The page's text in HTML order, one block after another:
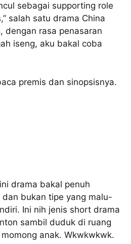
sebagai supporting role
salah satu drama China
dengan rasa penasaran
iseng, aku bakal coba
premis dan sinopsisnya.
drama bakal penuh
bukan tipe yang malu-
Ini nih jenis short drama
sambil duduk di ruang
anak. Wkwkwkwk.